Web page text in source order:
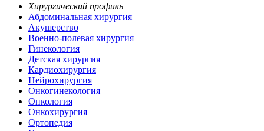
Хирургический профиль
Абдоминальная хирургия
Акушерство
Военно-полевая хирургия
Гинекология
Детская хирургия
Кардиохирургия
Нейрохирургия
Онкогинекология
Онкология
Онкохирургия
Ортопедия